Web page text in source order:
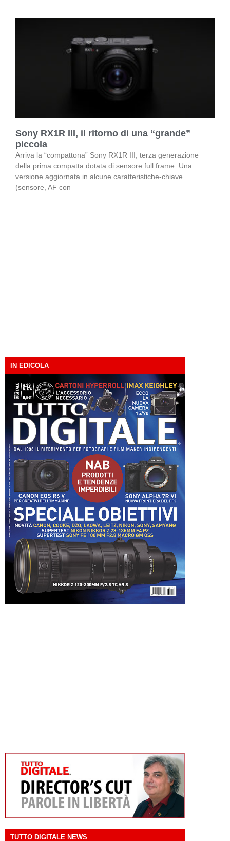
Sony RX1R III, il ritorno di una “grande”
piccola
Arriva la “compattona” Sony RX1R III, terza generazione
della prima compatta dotata di sensore full frame. Una
versione aggiornata in alcune caratteristiche-chiave
(sensore, AF con
IN EDICOLA
TUTTO DIGITALE NEWS